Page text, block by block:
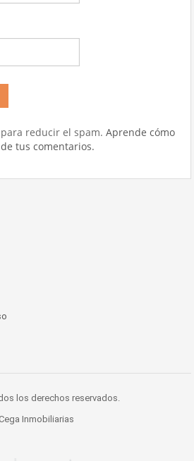
reducir el spam. Aprende cómo
tus comentarios.
los derechos reservados.
Inmobiliarias